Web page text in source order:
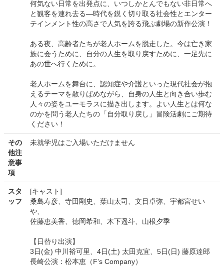
何気ない日常を出発点に、いつしかとんでもない非日常へ
と観客を連れ去る―時代を鋭く切り取る社会性とエンター
テインメント性の高さで人気を誇る飛ぶ劇場の新作公演！
ある夜、高齢者たちが老人ホームを脱走した。今は亡き家
族に会うために、自分の人生を取り戻すために、一足先に
あの世へ行くために。
老人ホームを舞台に、認知症や介護といった現代社会が抱
えるテーマを散りばめながら、自身の人生と向き合い歩む
人々の姿をユーモラスに描き出します。よい人生とは何な
のかを問う老人たちの「自分取り戻し」冒険活劇にご期待
ください！
その
他注
意事
項
未就学児はご入場いただけません
スタ
ッフ
[キャスト]
桑島寿彦、寺田剛史、葉山太司、文目卓弥、宇都宮せい
や、
佐藤恵美香、德岡希和、木下遥斗、山根夕季
【日替り出演】
3日(金) 中川裕可里、4日(土) 太田克宜、5日(日) 藤原達郎
長崎公演：松本恵（F’s Company）